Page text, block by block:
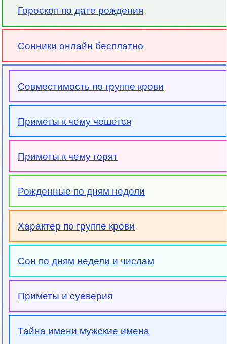
Гороскоп по дате рождения
Сонники онлайн бесплатно
Совместимость по группе крови
Приметы к чему чешется
Приметы к чему горят
Рожденные по дням недели
Характер по группе крови
Сон по дням недели и числам
Приметы и суеверия
Тайна имени мужские имена